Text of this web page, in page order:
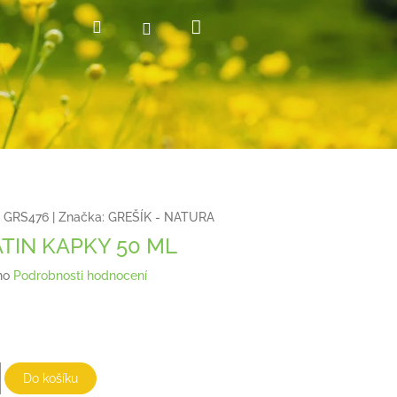
HledatPřihlášení
košík
GRS476 Značka: GREŠÍK - NATURA
KAPKY 50 ML
Podrobnosti hodnocení
Do košíku